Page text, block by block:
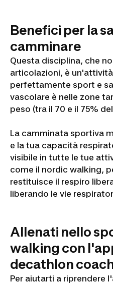
Benefici per la
camminare
Questa disciplina, che
articolazioni, è
perfettamente sport e
vascolare è nelle zone
peso (tra il 70 e il 75%
La camminata sportiva
e la tua capacità
visibile in tutte le tue
come il nordic walking,
restituisce il respiro
liberando le vie
Allenati nello
walking con
decathlon
Per aiutarti a riprendere